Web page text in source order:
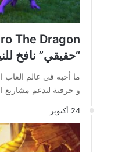
“حقيقي” نافخ
ما أحبه في عالم
و حرفية لتدعم مشاريع
24 أكتوبر